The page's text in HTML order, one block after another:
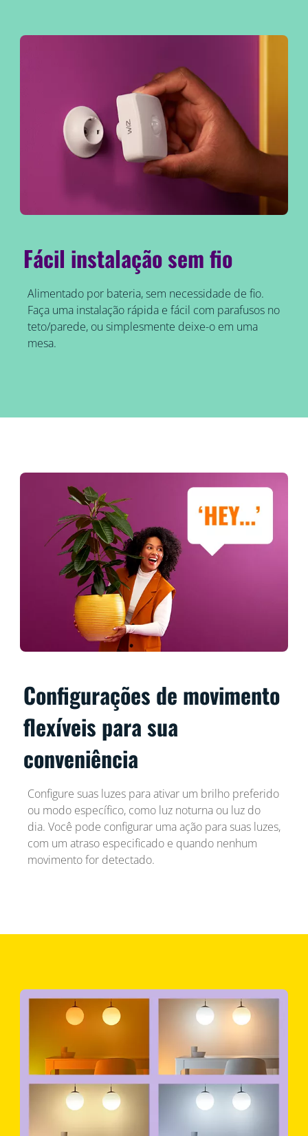
Fácil instalação sem fio
Alimentado por bateria, sem necessidade de fio.
Faça uma instalação rápida e fácil com parafusos no
teto/parede, ou simplesmente deixe-o em uma
mesa.
Configurações de movimento
flexíveis para sua
conveniência
Configure suas luzes para ativar um brilho preferido
ou modo específico, como luz noturna ou luz do
dia. Você pode configurar uma ação para suas luzes,
com um atraso especificado e quando nenhum
movimento for detectado.